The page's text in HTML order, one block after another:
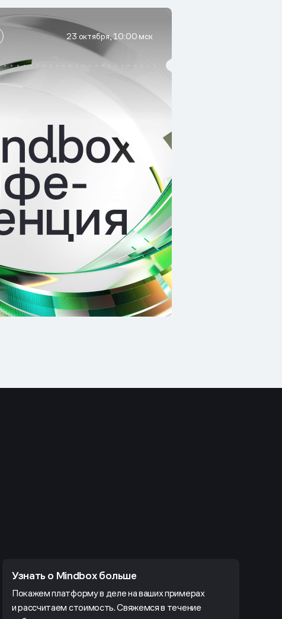
23 октября, 10:00 мск
Узнать о Mindbox больше
Покажем платформу в деле на ваших примерах
и рассчитаем стоимость. Свяжемся в течение